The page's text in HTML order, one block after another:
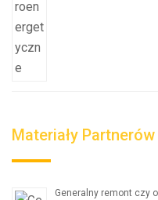
Materiały Partnerów
Generalny remont czy